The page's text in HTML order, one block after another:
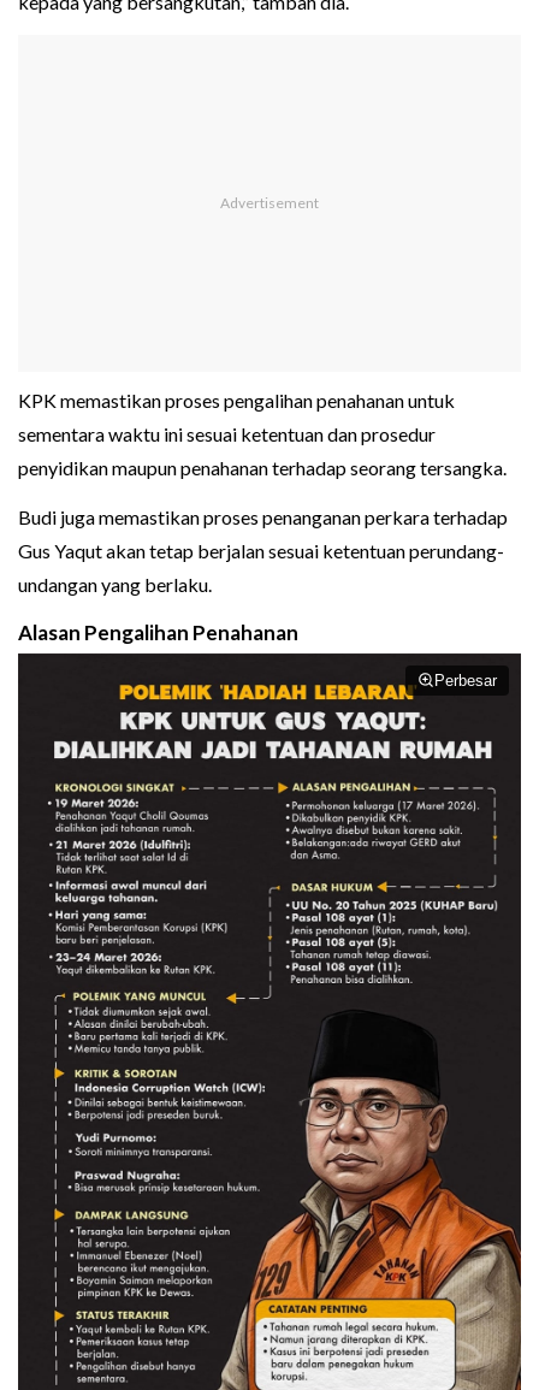
KPK memastikan proses pengalihan penahanan untuk
sementara waktu ini sesuai ketentuan dan prosedur
penyidikan maupun penahanan terhadap seorang tersangka.
Budi juga memastikan proses penanganan perkara terhadap
Gus Yaqut akan tetap berjalan sesuai ketentuan perundang-
undangan yang berlaku.
Alasan Pengalihan Penahanan
Perbesar